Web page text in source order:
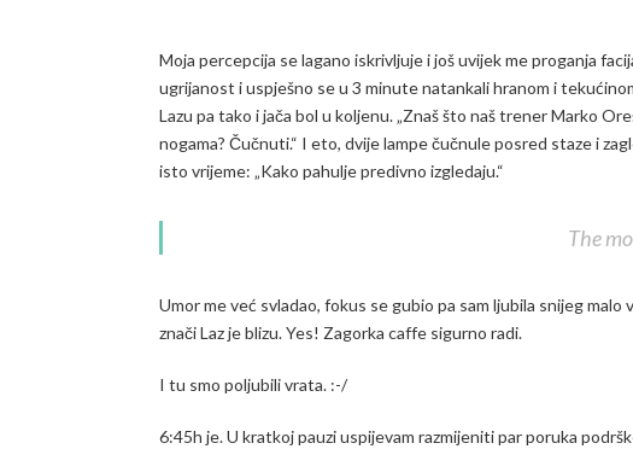
Moja percepcija se lagano iskrivljuje i još uvijek me proganja
ugrijanost i uspješno se u 3 minute natankali hranom i
Lazu pa tako i jača bol u koljenu. „Znaš što naš trener Marko
nogama? Čučnuti.“ I eto, dvije lampe čučnule posred staze i
isto vrijeme: „Kako pahulje predivno izgledaju.“
The
Umor me već svladao, fokus se gubio pa sam ljubila snijeg
znači Laz je blizu. Yes! Zagorka caffe sigurno radi.
I tu smo poljubili vrata. :-/
6:45h je. U kratkoj pauzi uspijevam razmijeniti par poruka